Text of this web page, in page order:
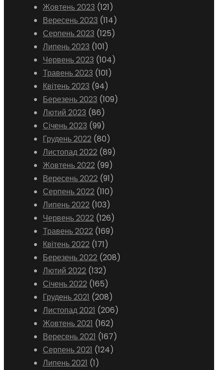
Жовтень 2023 (121)
Вересень 2023 (114)
Серпень 2023 (125)
Липень 2023 (101)
Червень 2023 (104)
Травень 2023 (101)
Квітень 2023 (94)
Березень 2023 (109)
Лютий 2023 (86)
Січень 2023 (99)
Грудень 2022 (80)
Листопад 2022 (89)
Жовтень 2022 (99)
Вересень 2022 (91)
Серпень 2022 (110)
Липень 2022 (103)
Червень 2022 (126)
Травень 2022 (169)
Квітень 2022 (171)
Березень 2022 (208)
Лютий 2022 (132)
Січень 2022 (165)
Грудень 2021 (208)
Листопад 2021 (206)
Жовтень 2021 (162)
Вересень 2021 (167)
Серпень 2021 (124)
Липень 2021 (1)